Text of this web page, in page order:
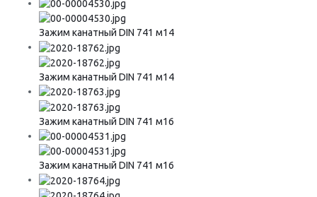
Зажим канатный DIN 741 м14
Зажим канатный DIN 741 м14
Зажим канатный DIN 741 м16
Зажим канатный DIN 741 м16